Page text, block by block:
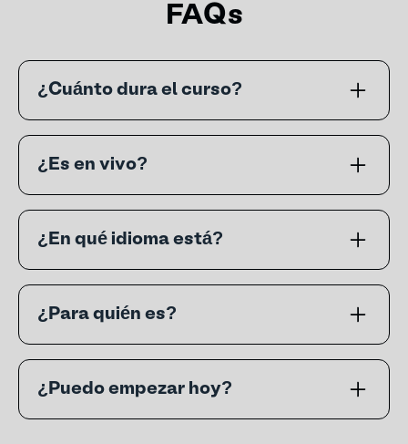
FAQs
¿Cuánto dura el curso?
¿Es en vivo?
ves cuando quieras de manera
asincrónica.
¿En qué idioma está?
también podemos darte acceso ad-
hoc a su versión en inglés.
¿Para quién es?
construir equipos y que necesitan
contratar en startups o empresas
¿Puedo empezar hoy?